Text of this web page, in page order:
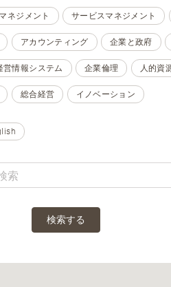
ネジメント サービスマネジメント
アカウンティング 企業と政府
営情報システム 企業倫理 人的資
総合経営 イノベーション
検索する